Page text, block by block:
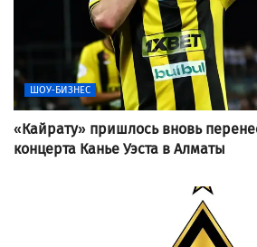
ШОУ-БИЗНЕС
«Кайрату» пришлось вновь
концерта Канье Уэста в Алматы